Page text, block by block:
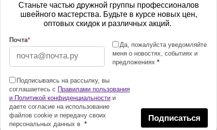
Станьте частью дружной группы профессионалов
швейного мастерства. Будьте в курсе новых цен,
оптовых скидок и различных акций.
Почта*
Да, пожалуйста уведомляйте
меня о новостях, событиях и
предложениях *
Подписываясь на рассылку, вы
соглашаетесь с Правилами пользования
и Политикой конфиденциальности и
даете согласие на использование
файлов cookie и передачу своих
персональных данных в *
Подписаться